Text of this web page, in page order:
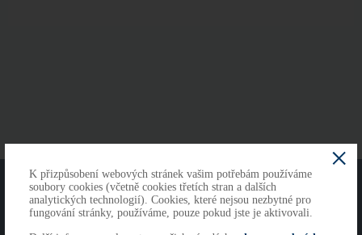
O NÁS KONTAKTY
K přizpůsobení webových stránek vašim potřebám používáme
soubory cookies (včetně cookies třetích stran a dalších
analytických technologií). Cookies, které nejsou nezbytné pro
fungování stránky, používáme, pouze pokud jste je aktivovali.